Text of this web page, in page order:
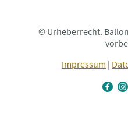
© Urheberrecht.
Impressum |